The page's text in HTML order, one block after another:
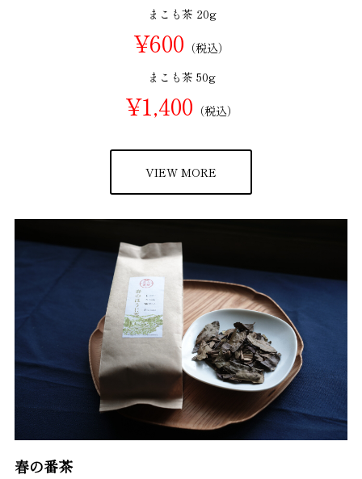
まこも茶 20g
¥600 （税込）
まこも茶 50g
¥1,400 （税込）
VIEW MORE
春の番茶